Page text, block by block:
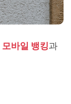
모바일 뱅킹과